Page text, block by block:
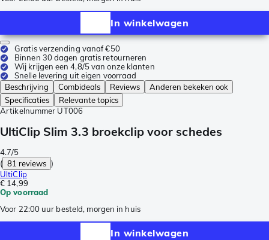
In winkelwagen
Gratis verzending vanaf €50
Binnen 30 dagen gratis retourneren
Wij krijgen een 4,8/5 van onze klanten
Snelle levering uit eigen voorraad
Beschrijving
Combideals Reviews
Anderen bekeken ook
Specificaties
Relevante topics
Artikelnummer UT006
UltiClip Slim 3.3 broekclip voor schedes
4.7/5
( 81 reviews )
UltiClip
€ 14,99
Op voorraad
Voor 22:00 uur besteld, morgen in huis
In winkelwagen